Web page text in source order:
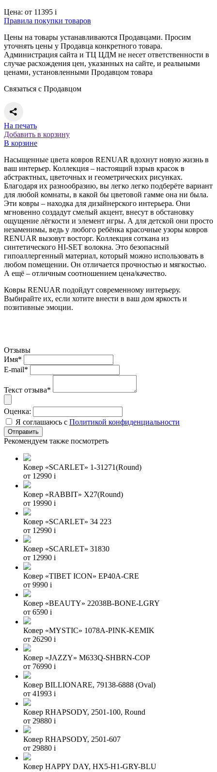
Цена: от 11395 i
Правила покупки товаров
Цены на товары устанавливаются Продавцами. Просим
уточнять цены у Продавца конкретного товара.
Администрация сайта и ТЦ ЦДМ не несет ответственности в
случае расхождения цен, указанных на сайте, и реальными
ценами, установленными Продавцом товара
Связаться с Продавцом
На печать
Добавить в корзину
В корзине
Насыщенные цвета ковров RENUAR вдохнут новую жизнь в
ваш интерьер. Коллекция – настоящий взрыв красок в
абстрактных, цветочных и геометрических рисунках.
Благодаря их разнообразию, вы легко легко подберёте вариант
для любой комнаты, в какой бы цветовой гамме она ни была.
Эти ковры – находка для дизайнерского интерьера. Они
мгновенно создадут смелый акцент, внесут в обстановку
ощущение лёгкости и элемент игры. А для детской они просто
незаменимы, ведь у любого ребёнка красочные узоры ковров
RENUAR вызовут восторг. Коллекция соткана из
синтетического HI-SET волокна. Это безопасный
гипоаллергенный материал, который можно использовать в
любом помещении. Он отличается прочностью и мягкостью.
А ещё – отличным соотношением цена/качество.
Ковры RENUAR подойдут современному интерьеру.
Выбирайте их, если хотите внести в ваш дом яркость и
позитивные эмоции.
Отзывы
Имя*
E-mail*
Текст отзыва*
Оценка:
Я соглашаюсь с Политикой конфиденциальности
Рекомендуем также посмотреть
Ковер «SCARLET» 1-31271(Round)
от 12990 i
Ковер «RABBIT» X27(Round)
от 19990 i
Ковер «SCARLET» 34 223
от 12990 i
Ковер «SCARLET» 31830
от 12990 i
Ковер «TIBET ICON» EP40A-CRE
от 9990 i
Ковер «BEAUTY» 22038B-BONE-LGRY
от 6590 i
Ковер «MYSTIC» 1078A-PINK-KEMIK
от 26290 i
Ковер «JAZZY» M633Q-SHBRN-COP
от 76990 i
Ковер BILLIONARE, 79138-6888 (Oval)
от 41993 i
Ковер RHAPSODY, 2501-100, Round
от 29880 i
Ковер RHAPSODY, 2501-607
от 29880 i
Ковер HAPPY DAY, HX5-H1-GRY-BLU